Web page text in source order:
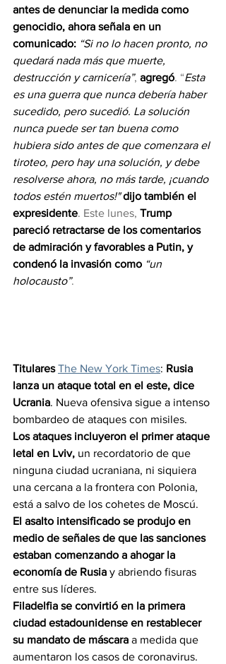
antes de denunciar la medida como
genocidio, ahora señala en un
comunicado: “Si no lo hacen pronto, no
quedará nada más que muerte,
destrucción y carnicería”, agregó. “Esta
es una guerra que nunca debería haber
sucedido, pero sucedió. La solución
nunca puede ser tan buena como
hubiera sido antes de que comenzara el
tiroteo, pero hay una solución, y debe
resolverse ahora, no más tarde, ¡cuando
todos estén muertos!" dijo también el
expresidente. Este lunes, Trump
pareció retractarse de los comentarios
de admiración y favorables a Putin, y
condenó la invasión como “un
holocausto”.
Titulares The New York Times: Rusia
lanza un ataque total en el este, dice
Ucrania. Nueva ofensiva sigue a intenso
bombardeo de ataques con misiles.
Los ataques incluyeron el primer ataque
letal en Lviv, un recordatorio de que
ninguna ciudad ucraniana, ni siquiera
una cercana a la frontera con Polonia,
está a salvo de los cohetes de Moscú.
El asalto intensificado se produjo en
medio de señales de que las sanciones
estaban comenzando a ahogar la
economía de Rusia y abriendo fisuras
entre sus líderes.
Filadelfia se convirtió en la primera
ciudad estadounidense en restablecer
su mandato de máscara a medida que
aumentaron los casos de coronavirus.